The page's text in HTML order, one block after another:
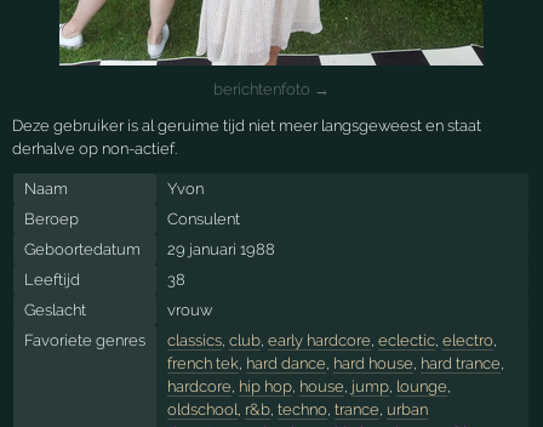
berichtenfoto →
Deze gebruiker is al geruime tijd niet meer langsgeweest en staat
derhalve op non-actief.
Naam
Yvon
Beroep
Consulent
Geboortedatum
29 januari 1988
Leeftijd
38
Geslacht
vrouw
Favoriete genres
classics, club, early hardcore eclectic, electro,
french tek, hard dance hard house hard trance
hardcore hip hop, house jump, lounge
oldschool r&b, techno, trance urban